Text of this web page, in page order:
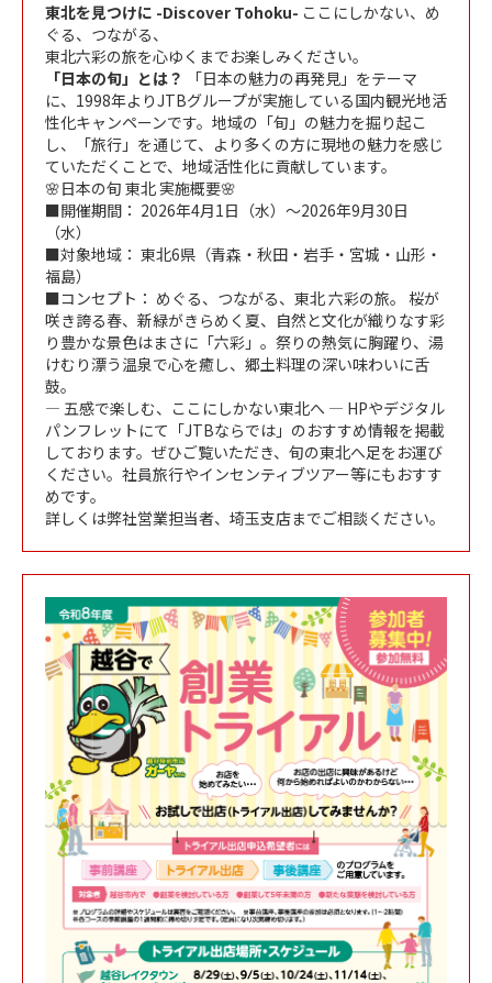
東北を見つけに -Discover Tohoku- ここにしかない、め
ぐる、つながる、
東北六彩の旅を心ゆくまでお楽しみください。
「日本の旬」とは？
「日本の魅力の再発見」をテーマ
に、1998年よりJTBグループが実施している国内観光地活
性化キャンペーンです。地域の「旬」の魅力を掘り起こ
し、「旅行」を通じて、より多くの方に現地の魅力を感じ
ていただくことで、地域活性化に貢献しています。
🌸日本の旬 東北 実施概要🌸
■開催期間： 2026年4月1日（水）～2026年9月30日
（水）
■対象地域： 東北6県（青森・秋田・岩手・宮城・山形・
福島）
■コンセプト： めぐる、つながる、東北 六彩の旅。 桜が
咲き誇る春、新緑がきらめく夏、自然と文化が織りなす彩
り豊かな景色はまさに「六彩」。祭りの熱気に胸躍り、湯
けむり漂う温泉で心を癒し、郷土料理の深い味わいに舌
鼓。
― 五感で楽しむ、ここにしかない東北へ ― HPやデジタル
パンフレットにて「JTBならでは」のおすすめ情報を掲載
しております。ぜひご覧いただき、旬の東北へ足をお運び
ください。社員旅行やインセンティブツアー等にもおすす
めです。
詳しくは弊社営業担当者、埼玉支店までご相談ください。